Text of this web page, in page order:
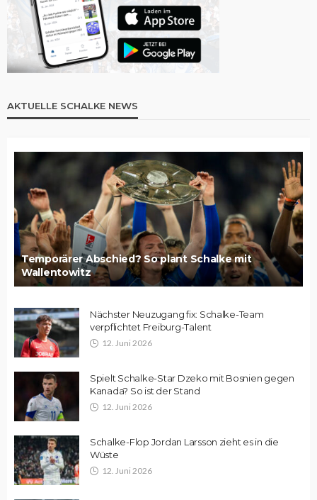
AKTUELLE SCHALKE NEWS
Temporärer Abschied? So plant Schalke mit
Wallentowitz
Nächster Neuzugang fix: Schalke-Team
verpflichtet Freiburg-Talent
12. Juni 2026
Spielt Schalke-Star Dzeko mit Bosnien gegen
Kanada? So ist der Stand
12. Juni 2026
Schalke-Flop Jordan Larsson zieht es in die
Wüste
12. Juni 2026